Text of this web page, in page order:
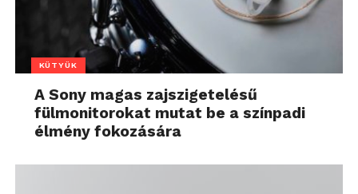
KÜTYÜK
A Sony magas zajszigetelésű
fülmonitorokat mutat be a színpadi
élmény fokozására